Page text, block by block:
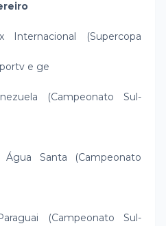
Internacional (Supercopa
e ge
(Campeonato Sul-
Santa (Campeonato
(Campeonato Sul-